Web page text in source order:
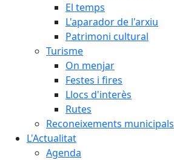
El temps
L'aparador de l'arxiu
Patrimoni cultural
Turisme
On menjar
Festes i fires
Llocs d'interès
Rutes
Reconeixements municipals
L'Actualitat
Agenda